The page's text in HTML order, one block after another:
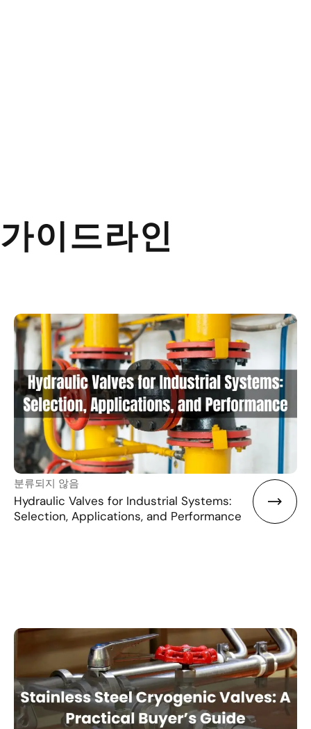
가이드라인
분류되지 않음
Hydraulic Valves for Industrial Systems:
Selection, Applications, and Performance